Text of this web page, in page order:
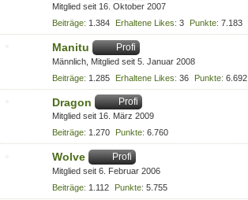
Mitglied seit 16. Oktober 2007
Beiträge 1.384 Erhaltene Likes 3 Punkte 7.183
Manitu Profi
Männlich Mitglied seit 5. Januar 2008
Beiträge 1.285 Erhaltene Likes 36 Punkte 6.692
Dragon Profi
Mitglied seit 16. März 2009
Beiträge 1.270 Punkte 6.760
Wolve Profi
Mitglied seit 6. Februar 2006
Beiträge 1.112 Punkte 5.755